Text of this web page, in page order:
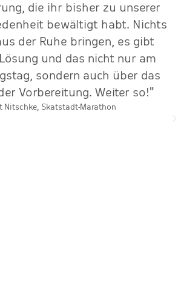
die ihr bisher zu unserer
bewältigt habt. Nichts
der Ruhe bringen, es gibt
und das nicht nur am
sondern auch über das
Vorbereitung. Weiter so!"
Nitschke, Skatstadt-Marathon